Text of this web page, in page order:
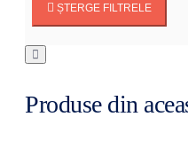
ȘTERGE FILTRELE
Produse din